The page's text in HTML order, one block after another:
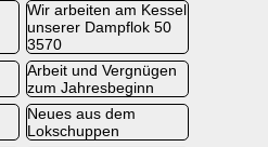
Wir arbeiten am Kessel
unserer Dampflok 50
3570
Arbeit und Vergnügen
zum Jahresbeginn
Neues aus dem
Lokschuppen